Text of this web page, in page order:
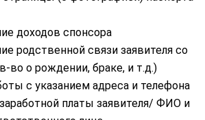
доходов спонсора
родственной связи заявителя со
во о рождении, браке, и т.д.)
с указанием адреса и телефона
платы заявителя/ ФИО и